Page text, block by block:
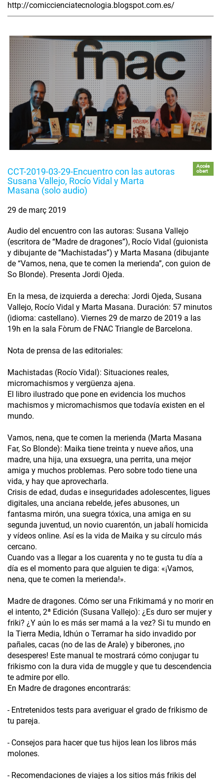
http://comiccienciatecnologia.blogspot.com.es/
CCT-2019-03-29-Encuentro con las autoras
Susana Vallejo, Rocío Vidal y Marta
Masana (solo audio)
Accés
obert
29 de març 2019
Audio del encuentro con las autoras: Susana Vallejo
(escritora de “Madre de dragones”), Rocío Vidal (guionista
y dibujante de “Machistadas”) y Marta Masana (dibujante
de “Vamos, nena, que te comen la merienda”, con guion de
So Blonde). Presenta Jordi Ojeda.
En la mesa, de izquierda a derecha: Jordi Ojeda, Susana
Vallejo, Rocío Vidal y Marta Masana. Duración: 57 minutos
(idioma: castellano). Viernes 29 de marzo de 2019 a las
19h en la sala Fòrum de FNAC Triangle de Barcelona.
Nota de prensa de las editoriales:
Machistadas (Rocío Vidal): Situaciones reales,
micromachismos y vergüenza ajena.
El libro ilustrado que pone en evidencia los muchos
machismos y micromachismos que todavía existen en el
mundo.
Vamos, nena, que te comen la merienda (Marta Masana
Far, So Blonde): Maika tiene treinta y nueve años, una
madre, una hija, una exsuegra, una perrita, una mejor
amiga y muchos problemas. Pero sobre todo tiene una
vida, y hay que aprovecharla.
Crisis de edad, dudas e inseguridades adolescentes, ligues
digitales, una anciana rebelde, jefes abusones, un
fantasma mirón, una suegra tóxica, una amiga en su
segunda juventud, un novio cuarentón, un jabalí homicida
y vídeos online. Así es la vida de Maika y su círculo más
cercano.
Cuando vas a llegar a los cuarenta y no te gusta tu día a
día es el momento para que alguien te diga: «¡Vamos,
nena, que te comen la merienda!».
Madre de dragones. Cómo ser una Frikimamá y no morir en
el intento, 2ª Edición (Susana Vallejo): ¿Es duro ser mujer y
friki? ¿Y aún lo es más ser mamá a la vez? Si tu mundo en
la Tierra Media, Idhún o Terramar ha sido invadido por
pañales, cacas (no de las de Arale) y biberones, ¡no
desesperes! Este manual te mostrará cómo conjugar tu
frikismo con la dura vida de muggle y que tu descendencia
te admire por ello.
En Madre de dragones encontrarás:
- Entretenidos tests para averiguar el grado de frikismo de
tu pareja.
- Consejos para hacer que tus hijos lean los libros más
molones.
- Recomendaciones de viajes a los sitios más frikis del